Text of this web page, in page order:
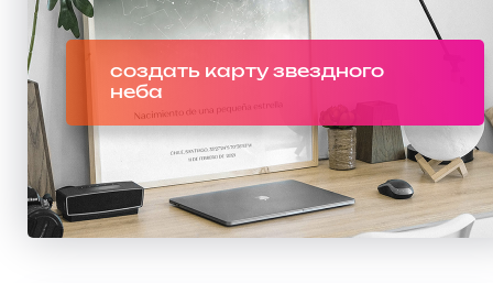
создать карту звездного
неба